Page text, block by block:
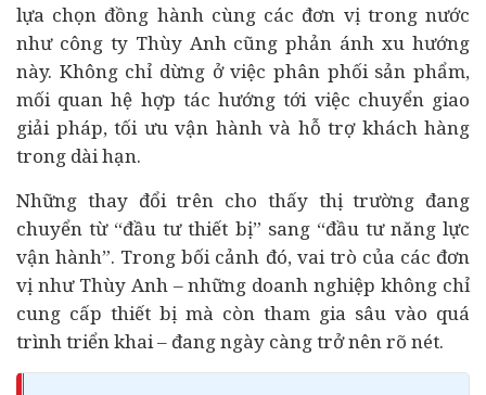
lựa chọn đồng hành cùng các đơn vị trong nước
như công ty Thùy Anh cũng phản ánh xu hướng
này. Không chỉ dừng ở việc phân phối sản phẩm,
mối quan hệ hợp tác hướng tới việc chuyển giao
giải pháp, tối ưu vận hành và hỗ trợ khách hàng
trong dài hạn.
Những thay đổi trên cho thấy thị trường đang
chuyển từ “đầu tư thiết bị” sang “đầu tư năng lực
vận hành”. Trong bối cảnh đó, vai trò của các đơn
vị như Thùy Anh – những doanh nghiệp không chỉ
cung cấp thiết bị mà còn tham gia sâu vào quá
trình triển khai – đang ngày càng trở nên rõ nét.